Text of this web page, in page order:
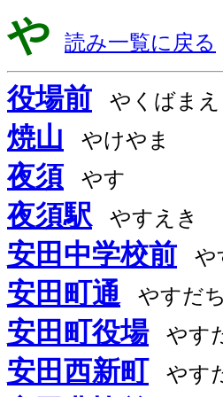
や 読み一覧に戻る
役場前 やくばまえ
焼山 やけやま
夜須 やす
夜須駅 やすえき
安田中学校前 や
安田町通 やすだ
安田町役場 やす
安田西新町 やす